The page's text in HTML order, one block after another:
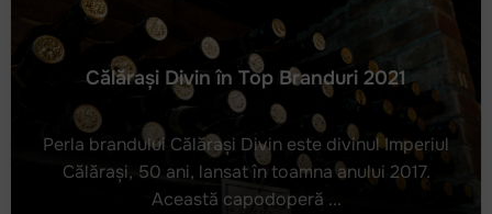
Călărași Divin în Top Branduri 2021
Perla brandului Călărași Divin este divinul Imperiul
Călărași, 50 ani, lansat în toamna anului 2017.
Această capodoperă ...